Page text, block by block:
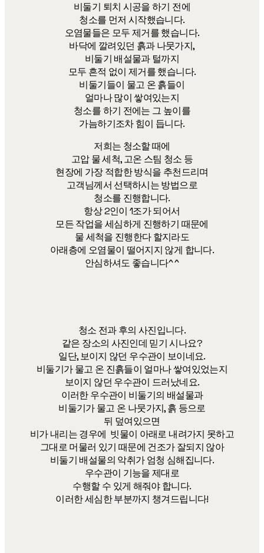
비둘기 퇴치 시공을 하기 전에
청소를 먼저 시작했습니다.
오염물들은 모두 제거를 했습니다.
바닥에 깔려있던 흙과 나뭇가지,
비둘기 배설물과 털까지
모두 흔적 없이 제거를 했습니다.
비둘기들이 물고 온 흙들이
얼마나 많이 쌓여있는지
청소를 하기 전에는 그 높이를
가늠하기조차 힘이 듭니다.
​저희는 청소할 때에
고압 물 세척, 고온 스팀 청소 등
현장에 가장 적합한 방식을 추천드리며
고객님께서 선택하시는 방법으로
청소를 진행합니다.
항상 2인이 1조가 되어서
모든 작업을 세심하게 진행하기 때문에
물 세척을 진행한다 할지라도
아래층에 오염물이 떨어지지 않게 합니다.
안심하셔도 좋습니다^^
청소 전과 후의 사진입니다.
같은 장소의 사진인데 믿기 시나요?
일단, 보이지 않던 우수관이 보이네요.
비둘기가 물고 온 진흙들이 얼마나 쌓여있었는지
보이지 않던 우수관이 드러났네요.
이러한 우수관이 비둘기의 배설물과
비둘기가 물고 온 나뭇가지, 흙 등으로
뒤 덮여있으면
비가 내리는 경우에 빗물이 아래로 내려가지 못하고
그대로 머물러 있기 때문에 건조가 잘되지 않아
비둘기 배설물의 악취가 엄청 심해집니다.
우수관이 기능을 제대로
수행할 수 있게 해줘야 합니다.
이러한 세심한 부분까지 챙겨드립니다!